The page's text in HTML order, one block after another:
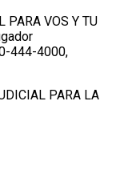
PARA VOS Y TU
444-4000,
PARA LA